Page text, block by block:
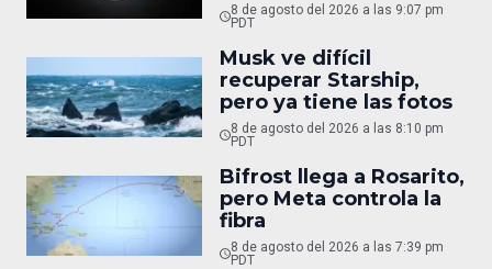
8 de agosto del 2026 a las 9:07 pm
PDT
Musk ve difícil
recuperar Starship,
pero ya tiene las fotos
8 de agosto del 2026 a las 8:10 pm
PDT
Bifrost llega a Rosarito,
pero Meta controla la
fibra
8 de agosto del 2026 a las 7:39 pm
PDT